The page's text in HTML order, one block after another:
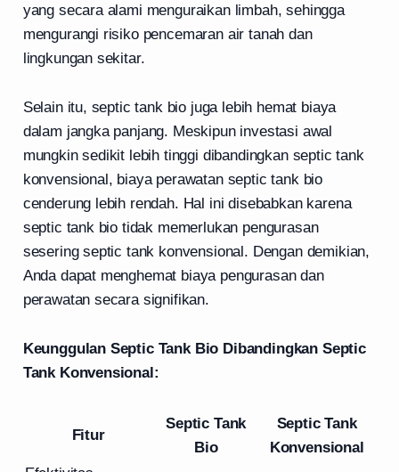
yang secara alami menguraikan limbah, sehingga
mengurangi risiko pencemaran air tanah dan
lingkungan sekitar.
Selain itu, septic tank bio juga lebih hemat biaya
dalam jangka panjang. Meskipun investasi awal
mungkin sedikit lebih tinggi dibandingkan septic tank
konvensional, biaya perawatan septic tank bio
cenderung lebih rendah. Hal ini disebabkan karena
septic tank bio tidak memerlukan pengurasan
sesering septic tank konvensional. Dengan demikian,
Anda dapat menghemat biaya pengurasan dan
perawatan secara signifikan.
Keunggulan Septic Tank Bio Dibandingkan Septic
Tank Konvensional:
Fitur
Septic Tank
Bio
Septic Tank
Konvensional